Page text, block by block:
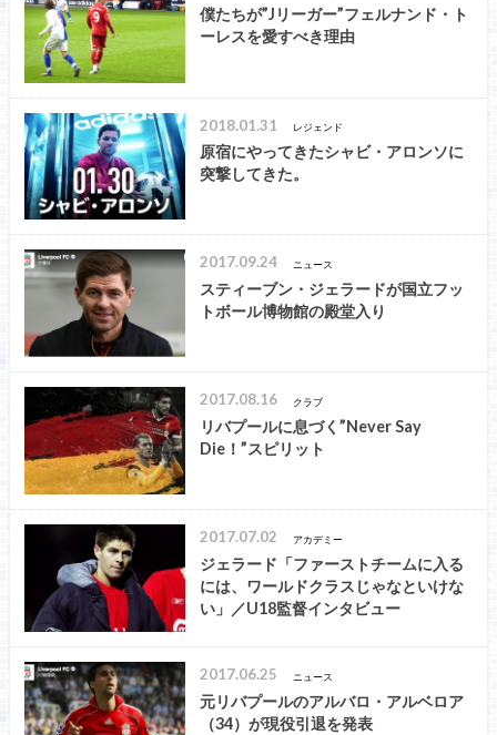
僕たちが”Jリーガー”フェルナンド・ト
ーレスを愛すべき理由
2018.01.31 レジェンド
原宿にやってきたシャビ・アロンソに
突撃してきた。
2017.09.24 ニュース
スティーブン・ジェラードが国立フッ
トボール博物館の殿堂入り
2017.08.16 クラブ
リバプールに息づく”Never Say
Die！”スピリット
2017.07.02 アカデミー
ジェラード「ファーストチームに入る
には、ワールドクラスじゃなといけな
い」／U18監督インタビュー
2017.06.25 ニュース
元リバプールのアルバロ・アルベロア
（34）が現役引退を発表